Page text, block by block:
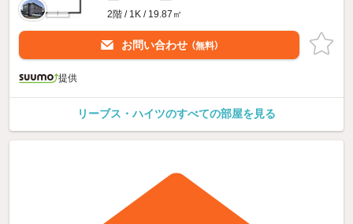
2階 / 1K / 19.87㎡
お問い合わせ （無料）
提供
リーブス・ハイツのすべての部屋を見る